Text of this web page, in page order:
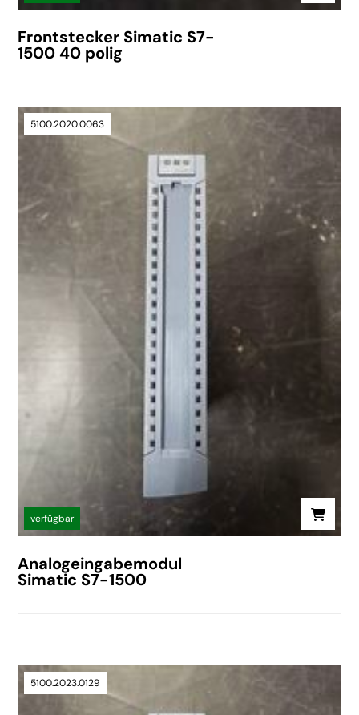
Frontstecker Simatic S7-
1500 40 polig
5100.2020.0063
verfügbar
Analogeingabemodul
Simatic S7-1500
5100.2023.0129